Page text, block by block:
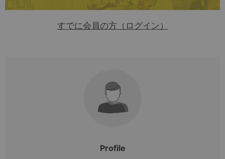
すでに会員の方（ログイン）
Profile